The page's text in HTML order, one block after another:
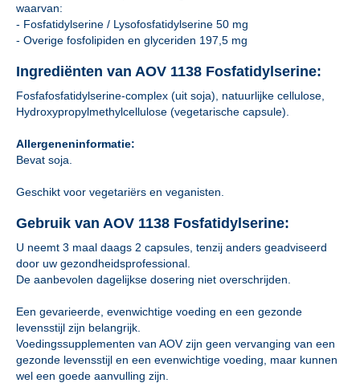
waarvan:
- Fosfatidylserine / Lysofosfatidylserine 50 mg
- Overige fosfolipiden en glyceriden 197,5 mg
Ingrediënten van AOV 1138 Fosfatidylserine:
Fosfafosfatidylserine-complex (uit soja), natuurlijke cellulose,
Hydroxypropylmethylcellulose (vegetarische capsule).
Allergeneninformatie:
Bevat soja.
Geschikt voor vegetariërs en veganisten.
Gebruik van AOV 1138 Fosfatidylserine:
U neemt 3 maal daags 2 capsules, tenzij anders geadviseerd
door uw gezondheidsprofessional.
De aanbevolen dagelijkse dosering niet overschrijden.
Een gevarieerde, evenwichtige voeding en een gezonde
levensstijl zijn belangrijk.
Voedingssupplementen van AOV zijn geen vervanging van een
gezonde levensstijl en een evenwichtige voeding, maar kunnen
wel een goede aanvulling zijn.